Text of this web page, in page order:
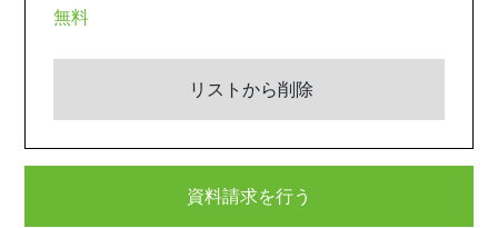
無料
リストから削除
資料請求を行う